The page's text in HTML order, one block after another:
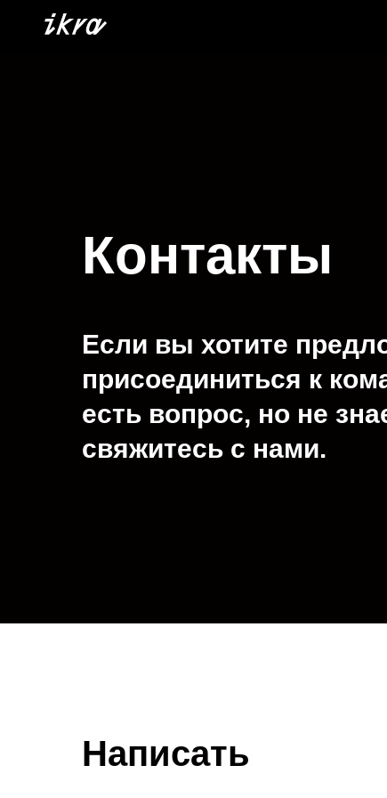
Контакты
Если вы хотите
присоединиться к
есть вопрос, но не
свяжитесь с нами.
Написать